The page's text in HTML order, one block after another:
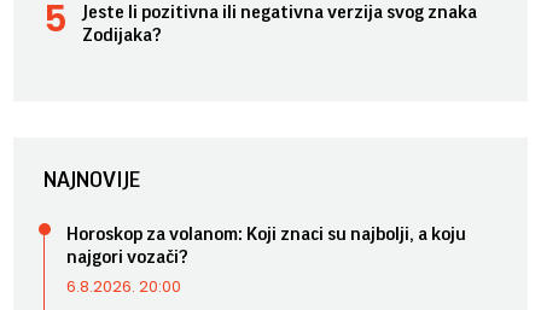
Jeste li pozitivna ili negativna verzija svog znaka
Zodijaka?
NAJNOVIJE
Horoskop za volanom: Koji znaci su najbolji, a koju
najgori vozači?
6.8.2026. 20:00